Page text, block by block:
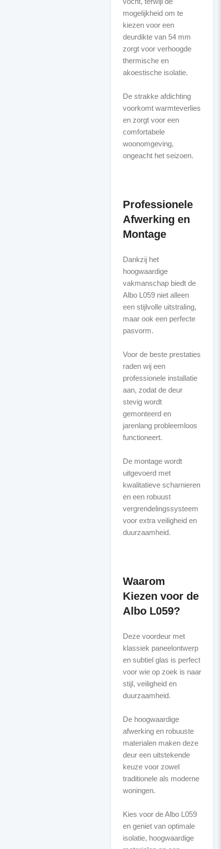
mogelijkheid om te
kiezen voor een
deurdikte van 54 mm
zorgt voor verhoogde
thermische en
akoestische isolatie.
De strakke afdichting
voorkomt warmteverlies
en zorgt voor een
comfortabele
woonomgeving,
ongeacht het seizoen.
Professionele
Afwerking en
Montage
Dankzij het
hoogwaardige
vakmanschap biedt de
Albo L059 niet alleen
een stijlvolle uitstraling,
maar ook een perfecte
pasvorm.
Voor de beste prestaties
raden wij een
professionele installatie
aan, zodat de deur
stevig wordt
gemonteerd en
jarenlang probleemloos
functioneert.
De montage wordt
uitgevoerd met
kwalitatieve scharnieren
en een robuust
vergrendelingssysteem
voor extra veiligheid en
duurzaamheid.
Waarom
Kiezen voor de
Albo L059?
Deze voordeur met
klassiek paneelontwerp
en subtiel glas is perfect
voor wie op zoek is naar
stijl, veiligheid en
duurzaamheid.
De hoogwaardige
afwerking en robuuste
materialen maken deze
deur een uitstekende
keuze voor zowel
traditionele als moderne
woningen.
Kies voor de Albo L059
en geniet van optimale
isolatie, hoogwaardige